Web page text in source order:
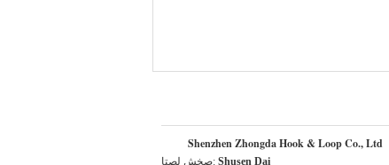
Shenzhen Zhongda Hook & Loop Co., Ltd
اتصل شخص: Shusen Dai